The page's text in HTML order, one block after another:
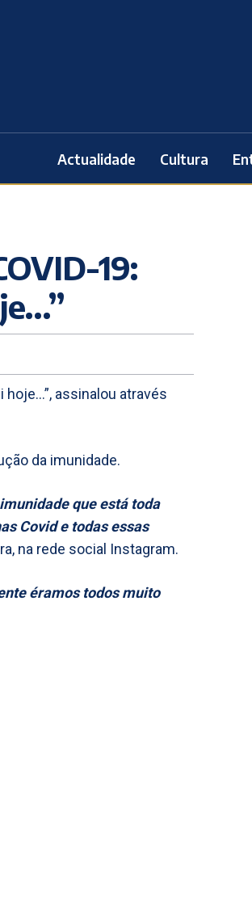
Actualidade Cultura
19:
hoje…”, assinalou através
da imunidade.
que está toda
Covid e todas essas
na rede social Instagram.
éramos todos muito